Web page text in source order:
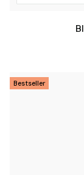
Bestseller